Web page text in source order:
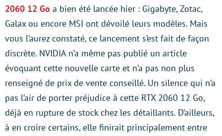
2060 12 Go a bien été lancée hier : Gigabyte, Zotac,
Galax ou encore MSI ont dévoilé leurs modèles. Mais
vous l’aurez constaté, ce lancement s’est fait de façon
discrète. NVIDIA n’a même pas publié un article
évoquant cette nouvelle carte et n’a pas non plus
renseigné de prix de vente conseillé. Un silence qui n’a
pas l’air de porter préjudice à cette RTX 2060 12 Go,
déjà en rupture de stock chez les détaillants. D’ailleurs,
à en croire certains, elle finirait principalement entre